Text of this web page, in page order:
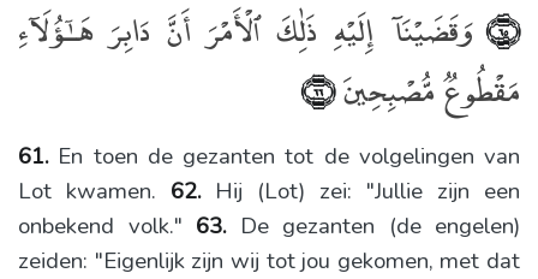
61. En toen de gezanten tot de volgelingen van
Lot kwamen. 62. Hij (Lot) zei: "Jullie zijn een
onbekend volk." 63. De gezanten (de engelen)
zeiden: "Eigenlijk zijn wij tot jou gekomen, met dat
﴿٦٥﴾
وَقَضَيْنَآ إِلَيْهِ ذَٰلِكَ ٱلْأَمْرَ أَنَّ دَابِرَ هَـٰٓؤُلَآءِ
مَقْطُوعٌۭ مُّصْبِحِينَ﴿٦٦﴾